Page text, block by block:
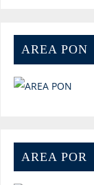
AREA PON
AREA POR